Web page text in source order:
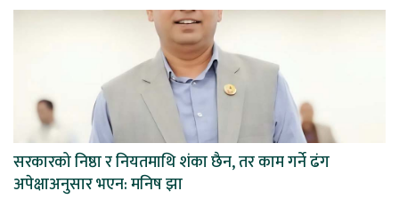
सरकारको निष्ठा र नियतमाथि शंका छैन, तर काम गर्ने ढंग
अपेक्षाअनुसार भएन: मनिष झा